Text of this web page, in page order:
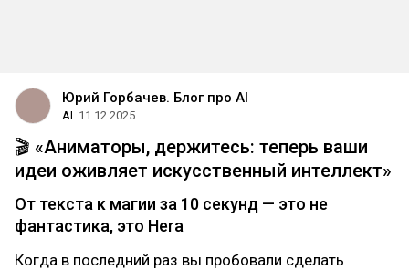
Юрий Горбачев. Блог про AI
AI 11.12.2025
🎬 «Аниматоры, держитесь: теперь ваши
идеи оживляет искусственный интеллект»
От текста к магии за 10 секунд — это не
фантастика, это Hera
Когда в последний раз вы пробовали сделать